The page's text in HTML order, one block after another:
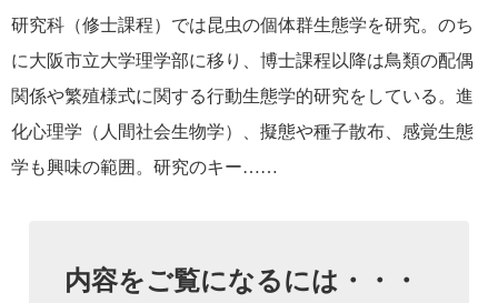
研究科（修士課程）では昆虫の個体群生態学を研究。のち
に大阪市立大学理学部に移り、博士課程以降は鳥類の配偶
関係や繁殖様式に関する行動生態学的研究をしている。進
化心理学（人間社会生物学）、擬態や種子散布、感覚生態
学も興味の範囲。研究のキー……
内容をご覧になるには・・・